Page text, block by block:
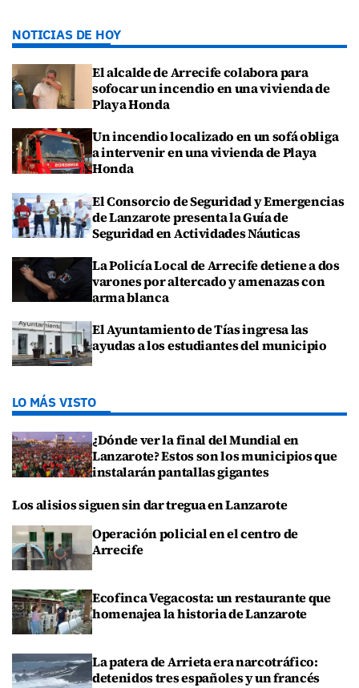
NOTICIAS DE HOY
El alcalde de Arrecife colabora para
sofocar un incendio en una vivienda de
Playa Honda
Un incendio localizado en un sofá obliga
a intervenir en una vivienda de Playa
Honda
El Consorcio de Seguridad y Emergencias
de Lanzarote presenta la Guía de
Seguridad en Actividades Náuticas
La Policía Local de Arrecife detiene a dos
varones por altercado y amenazas con
arma blanca
El Ayuntamiento de Tías ingresa las
ayudas a los estudiantes del municipio
LO MÁS VISTO
¿Dónde ver la final del Mundial en
Lanzarote? Estos son los municipios que
instalarán pantallas gigantes
Los alisios siguen sin dar tregua en Lanzarote
Operación policial en el centro de
Arrecife
Ecofinca Vegacosta: un restaurante que
homenajea la historia de Lanzarote
La patera de Arrieta era narcotráfico:
detenidos tres españoles y un francés